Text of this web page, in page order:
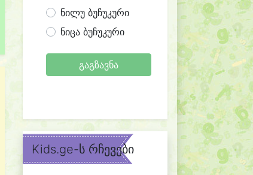
ნილუ ბუჩუკური
ნიცა ბუჩუკური
გაგზავნა
Kids.ge-ს რჩევები